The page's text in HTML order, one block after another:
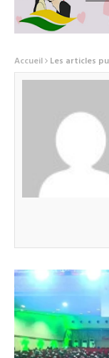
Accueil Les articles